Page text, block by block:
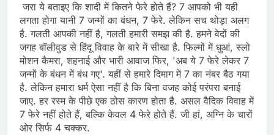
जरा ये बताइए कि शादी में कितने फेरे होते हैं? 7 आपको भी यही
लगता होगा यानी 7 जन्मों का बंधन, 7 फेरे. लेकिन सच थोड़ा अलग
है. गलती आपकी नहीं है, गलती हमारी समझ की है. हमने वेदों की
जगह बॉलीवुड से हिंदू विवाह के बारे में सीखा है. फिल्मों में धुआं, स्लो
मोशन कैमरा, शहनाई और भारी आवाज फिर, 'अब ये 7 फेरे लेकर 7
जन्मों के बंधन में बंध गए'. यहीं से हमारे दिमाग में 7 का नंबर बैठ गया
है. लेकिन हमारा धर्म ऐसा नहीं है कि बिना वजह कोई परंपरा बनाई
जाए. हर रस्म के पीछे एक ठोस कारण होता है. असल वैदिक विवाह में
7 फेरे नहीं होते हैं, बल्कि केवल 4 फेरे होते हैं. जी हां, अग्नि के चारों
ओर सिर्फ 4 चक्कर.